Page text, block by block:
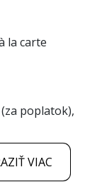
la carte
poplatok),
VIAC